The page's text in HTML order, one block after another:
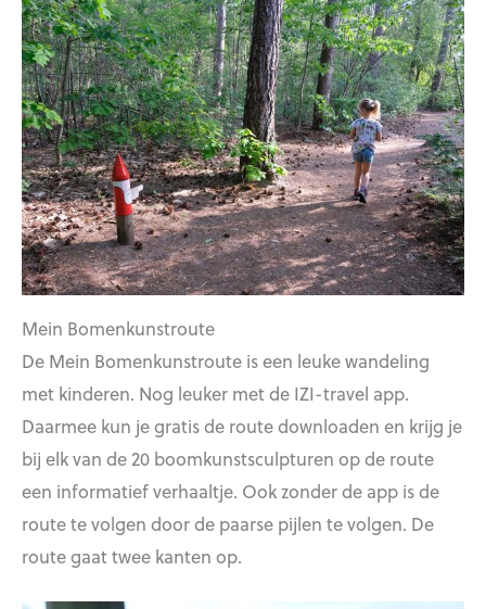
Mein Bomenkunstroute
De Mein Bomenkunstroute is een leuke wandeling
met kinderen. Nog leuker met de IZI-travel app.
Daarmee kun je gratis de route downloaden en krijg je
bij elk van de 20 boomkunstsculpturen op de route
een informatief verhaaltje. Ook zonder de app is de
route te volgen door de paarse pijlen te volgen. De
route gaat twee kanten op.